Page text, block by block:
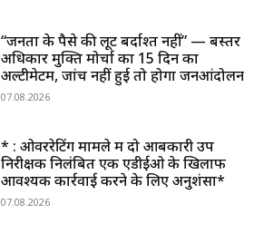
“जनता के पैसे की लूट बर्दाश्त नहीं” — बस्तर
अधिकार मुक्ति मोर्चा का 15 दिन का
अल्टीमेटम, जांच नहीं हुई तो होगा जनआंदोलन
07.08.2026
* : ओवररेटिंग मामले में दो आबकारी उप
निरीक्षक निलंबित एक एडीईओ के खिलाफ
आवश्यक कार्रवाई करने के लिए अनुशंसा*
07.08.2026